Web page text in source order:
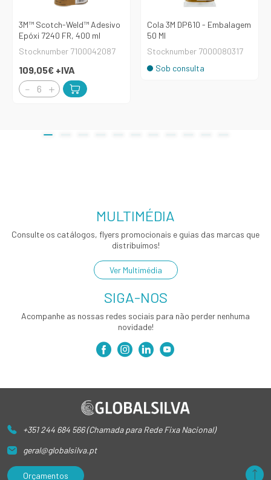
3M™ Scotch-Weld™ Adesivo
Epóxi 7240 FR, 400 ml
Stocknumber 7100042087
109,05€ +IVA
Cola 3M DP610 - Embalagem
50 Ml
Stocknumber 7000080317
Sob consulta
MULTIMÉDIA
Consulte os catálogos, flyers promocionais e guias das marcas que
distribuímos!
Ver Multimédia
SIGA-NOS
Acompanhe as nossas redes sociais para não perder nenhuma
novidade!
+351 244 684 566 (Chamada para Rede Fixa Nacional)
geral@globalsilva.pt
Orçamentos